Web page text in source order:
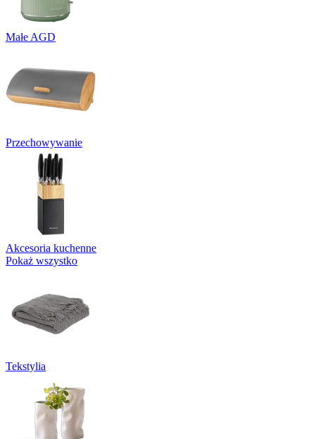
Małe AGD
Przechowywanie
Akcesoria kuchenne
Pokaż wszystko
Tekstylia